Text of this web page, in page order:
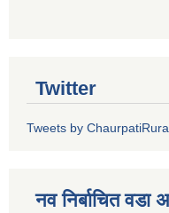
Twitter
Tweets by
नव निर्बाचित वडा